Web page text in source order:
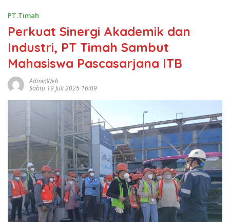
PT.Timah
Perkuat Sinergi Akademik dan
Industri, PT Timah Sambut
Mahasiswa Pascasarjana ITB
AdminWeb
Sabtu 19 Juli 2025 16:09